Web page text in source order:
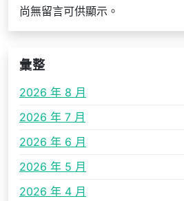
尚無留言可供顯示。
彙整
2026 年 8 月
2026 年 7 月
2026 年 6 月
2026 年 5 月
2026 年 4 月